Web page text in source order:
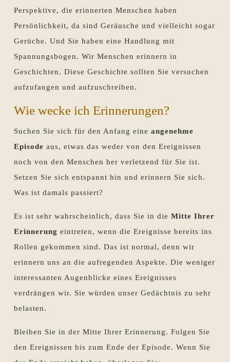
Perspektive, die erinnerten Menschen haben
Persönlichkeit, da sind Geräusche und vielleicht sogar
Gerüche. Und Sie haben eine Handlung mit
Spannungsbogen. Wir Menschen erinnern in
Geschichten. Diese Geschichte sollten Sie versuchen
aufzufangen und aufzuschreiben.
Wie wecke ich Erinnerungen?
Suchen Sie sich für den Anfang eine angenehme
Episode aus, etwas das weder von den Ereignissen
noch von den Menschen her verletzend für Sie ist.
Setzen Sie sich entspannt hin und erinnern Sie sich.
Was ist damals passiert?
Es ist sehr wahrscheinlich, dass Sie in die Mitte Ihrer
Erinnerung eintreten, wenn die Ereignisse bereits ins
Rollen gekommen sind. Das ist normal, denn wir
erinnern uns an die aufregenden Aspekte. Die weniger
interessanten Augenblicke eines Ereignisses
verdrängen wir. Sie würden unser Gedächtnis zu sehr
belasten.
Bleiben Sie in der Mitte Ihrer Erinnerung. Folgen Sie
den Ereignissen bis zum Ende der Episode. Wenn Sie